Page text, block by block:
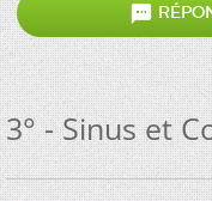

3° - Sinus et